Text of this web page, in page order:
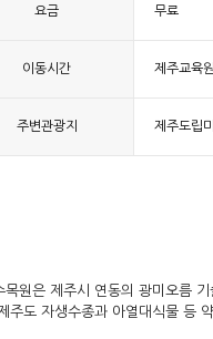
요금 무료
이동시간 제주교육
주변관광지 제주도립
목원은 제주시 연동의 광미오름
주도 자생수종과 아열대식물 등 약